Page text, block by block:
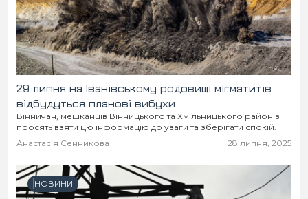
29 липня на Іванівському родовищі мігматитів
відбудуться планові вибухи
Вінничан, мешканців Вінницького та Хмільницького районів
просять взяти цю інформацію до уваги та зберігати спокій.
Анастасія Сенникова
28 липня, 2025
НОВИНИ